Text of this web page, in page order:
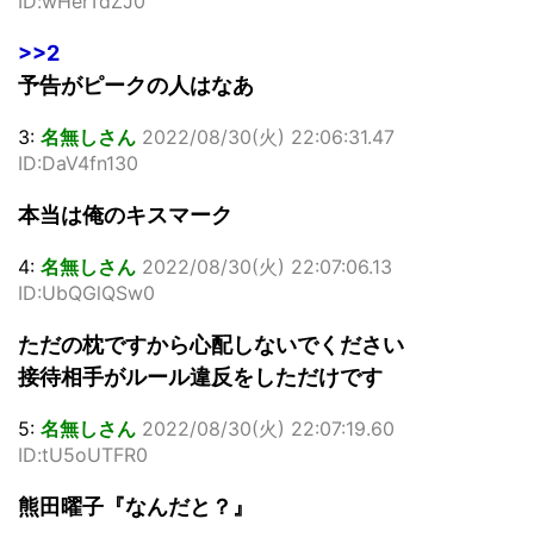
>>2
予告がピークの人はなあ
3: 名無しさん 2022/08/30(火) 22:06:31.47
ID:DaV4fn130
本当は俺のキスマーク
4: 名無しさん 2022/08/30(火) 22:07:06.13
ID:UbQGlQSw0
ただの枕ですから心配しないでください
接待相手がルール違反をしただけです
5: 名無しさん 2022/08/30(火) 22:07:19.60
ID:tU5oUTFR0
熊田曜子『なんだと？』